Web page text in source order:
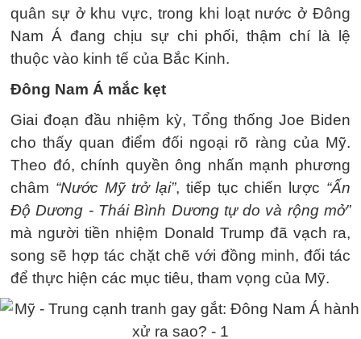
quân sự ở khu vực, trong khi loạt nước ở Đông
Nam Á đang chịu sự chi phối, thậm chí là lệ
thuộc vào kinh tế của Bắc Kinh.
Đông Nam Á mắc kẹt
Giai đoạn đầu nhiệm kỳ, Tổng thống Joe Biden
cho thấy quan điểm đối ngoại rõ ràng của Mỹ.
Theo đó, chính quyền ông nhấn mạnh phương
châm “Nước Mỹ trở lại”, tiếp tục chiến lược “Ấn
Độ Dương - Thái Bình Dương tự do và rộng mở”
mà người tiền nhiệm Donald Trump đã vạch ra,
song sẽ hợp tác chặt chẽ với đồng minh, đối tác
để thực hiện các mục tiêu, tham vọng của Mỹ.